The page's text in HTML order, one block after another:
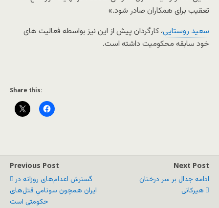
تعقیب برای همکاران صادر شود.»
سعید روستایی، کارگردان پیش از این نیز بواسطه فعالیت های
خود سابقه محکومیت داشته است.
Share this:
Previous Post
گسترش اعدام‌های روزانه در
ایران همچون سونامیِ قتل‌های
حکومتی است
Next Post
ادامه جدال بر سر درختان
هیرکانی